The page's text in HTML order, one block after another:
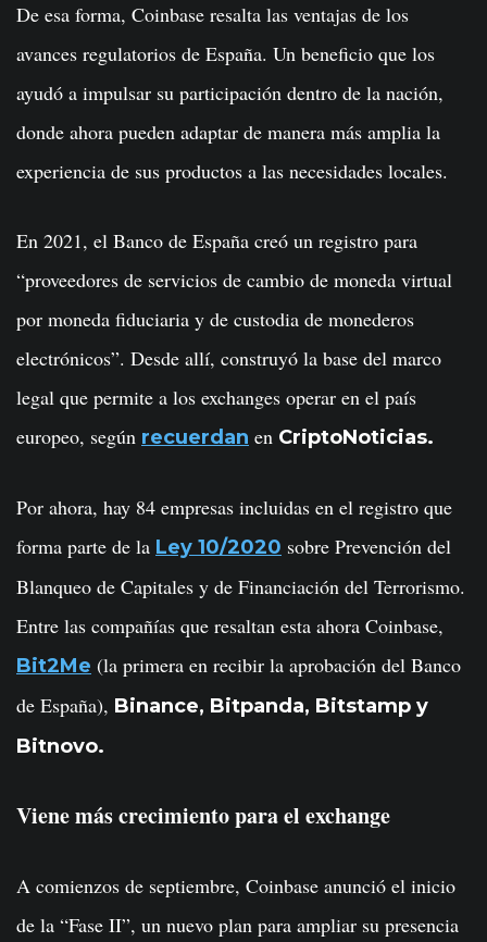
De esa forma, Coinbase resalta las ventajas de los
avances regulatorios de España. Un beneficio que los
ayudó a impulsar su participación dentro de la nación,
donde ahora pueden adaptar de manera más amplia la
experiencia de sus productos a las necesidades locales.
En 2021, el Banco de España creó un registro para
“proveedores de servicios de cambio de moneda virtual
por moneda fiduciaria y de custodia de monederos
electrónicos”. Desde allí, construyó la base del marco
legal que permite a los exchanges operar en el país
europeo, según recuerdan en CriptoNoticias.
Por ahora, hay 84 empresas incluidas en el registro que
forma parte de la Ley 10/2020 sobre Prevención del
Blanqueo de Capitales y de Financiación del Terrorismo.
Entre las compañías que resaltan esta ahora Coinbase,
Bit2Me (la primera en recibir la aprobación del Banco
de España), Binance, Bitpanda, Bitstamp y
Bitnovo.
Viene más crecimiento para el exchange
A comienzos de septiembre, Coinbase anunció el inicio
de la “Fase II”, un nuevo plan para ampliar su presencia